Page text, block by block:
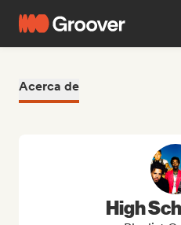
Acerca de
High